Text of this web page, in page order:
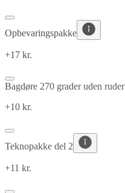
Opbevaringspakke
+17 kr.
Bagdøre 270 grader uden ruder
+10 kr.
Teknopakke del 2
+11 kr.